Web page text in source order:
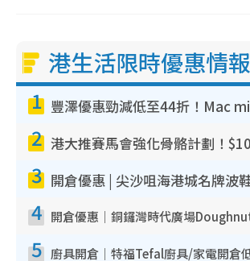
港生活限時優惠情報
1
2
3
4
5